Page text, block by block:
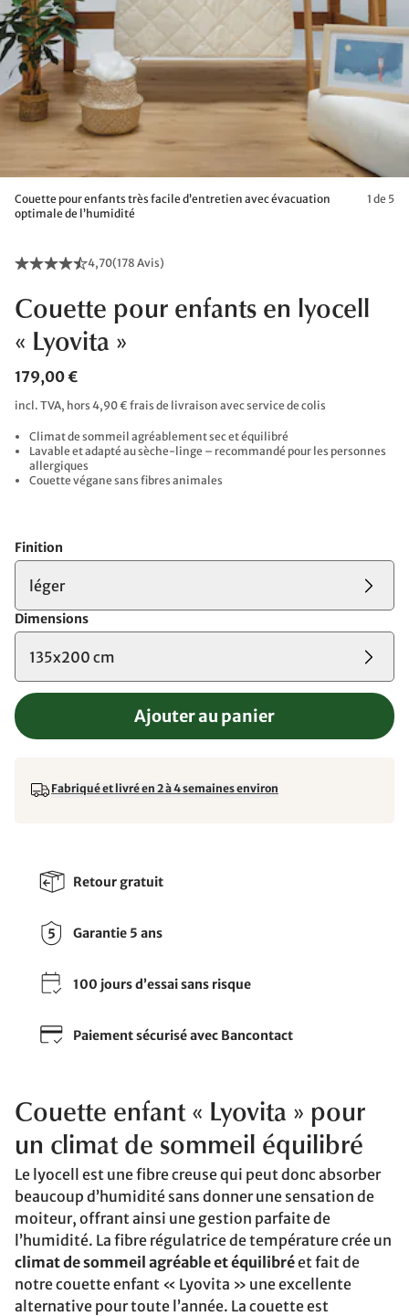
Couette pour enfants très facile d’entretien avec évacuation
optimale de l’humidité
1 de 5
4,70(178 Avis)
Couette pour enfants en lyocell
« Lyovita »
179,00 €
incl. TVA, hors 4,90 € frais de livraison avec service de colis
Climat de sommeil agréablement sec et équilibré
Lavable et adapté au sèche-linge – recommandé pour les personnes
allergiques
Couette végane sans fibres animales
Finition
léger
Dimensions
135x200 cm
Ajouter au panier
Fabriqué et livré en 2 à 4 semaines environ
Retour gratuit
Garantie 5 ans
100 jours d’essai sans risque
Paiement sécurisé avec Bancontact
Couette enfant « Lyovita » pour
un climat de sommeil équilibré
Le lyocell est une fibre creuse qui peut donc absorber
beaucoup d’humidité sans donner une sensation de
moiteur, offrant ainsi une gestion parfaite de
l’humidité. La fibre régulatrice de température crée un
climat de sommeil agréable et équilibréet fait de
notre couette enfant « Lyovita » une excellente
alternative pour toute l’année. La couette est